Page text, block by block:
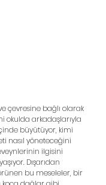
çevresine bağlı olarak
okulda arkadaşlarıyla
büyütüyor, kimi
nasıl yöneteceğini
ilgisini
Dışarıdan
bu meseleler, bir